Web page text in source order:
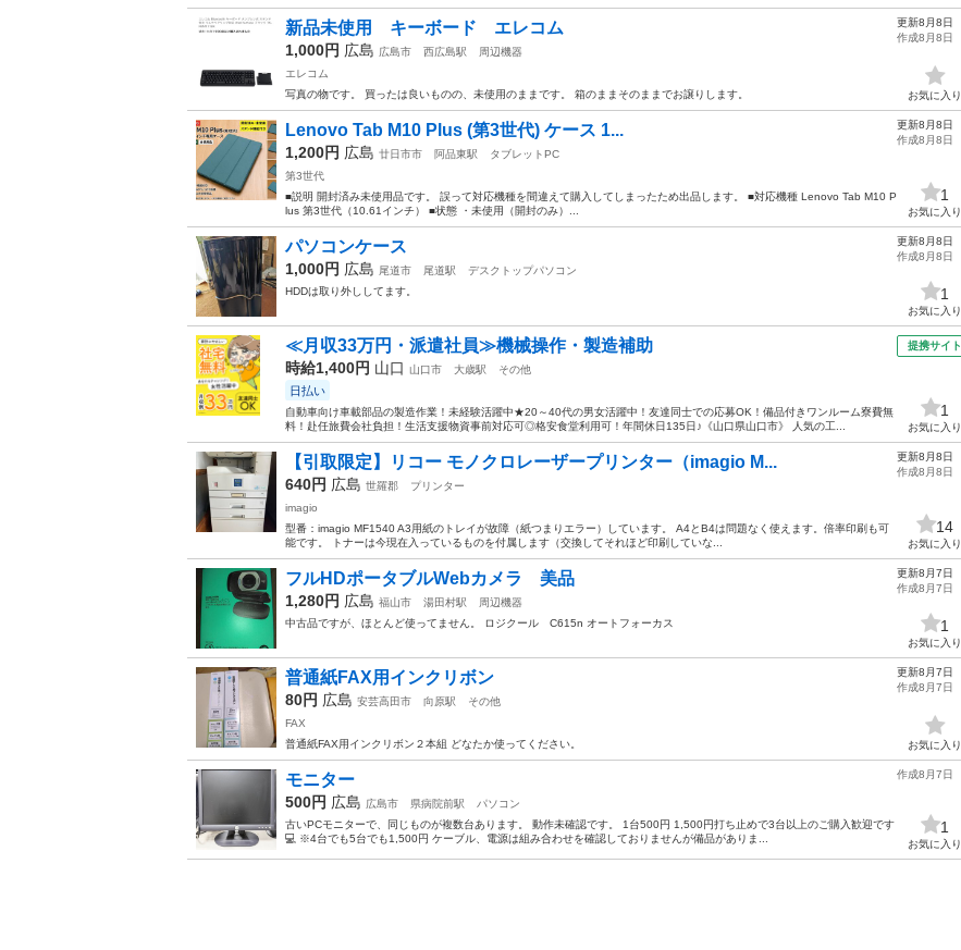
新品未使用 キーボード エレコム
1,000円 広島 広島市 西広島駅
周辺機器
エレコム
写真の物です。 買ったは良いものの、未使用のままです。 箱のままそのままでお譲りします。
更新8月8日
作成8月8日
お気に入り
Lenovo Tab M10 Plus (第3世代) ケース 1...
1,200円 広島 廿日市市 阿品東駅
タブレットPC
第3世代
■説明 開封済み未使用品です。 誤って対応機種を間違えて購入してしまったため出品します。 ■対応機種 Lenovo Tab M10 P
lus 第3世代（10.61インチ） ■状態 ・未使用（開封のみ）...
更新8月8日
作成8月8日
1
お気に入り
パソコンケース
1,000円 広島 尾道市 尾道駅
デスクトップパソコン
HDDは取り外ししてます。
更新8月8日
作成8月8日
1
お気に入り
≪月収33万円・派遣社員≫機械操作・製造補助
時給1,400円 山口 山口市 大歳駅 その他
日払い
自動車向け車載部品の製造作業！未経験活躍中★20～40代の男女活躍中！友達同士での応募OK！備品付きワンルーム寮費無
料！赴任旅費会社負担！生活支援物資事前対応可◎格安食堂利用可！年間休日135日♪《山口県山口市》 人気の工...
提携サイト
1
お気に入り
【引取限定】リコー モノクロレーザープリンター（imagio M...
640円 広島 世羅郡
プリンター
imagio
型番：imagio MF1540 A3用紙のトレイが故障（紙つまりエラー）しています。 A4とB4は問題なく使えます。倍率印刷も可
能です。 トナーは今現在入っているものを付属します（交換してそれほど印刷していな...
更新8月8日
作成8月8日
14
お気に入り
フルHDポータブルWebカメラ 美品
1,280円 広島 福山市 湯田村駅
周辺機器
中古品ですが、ほとんど使ってません。 ロジクール C615n オートフォーカス
更新8月7日
作成8月7日
1
お気に入り
普通紙FAX用インクリボン
80円 広島 安芸高田市 向原駅
その他
FAX
普通紙FAX用インクリボン２本組 どなたか使ってください。
更新8月7日
作成8月7日
お気に入り
モニター
500円 広島 広島市 県病院前駅
パソコン
古いPCモニターで、同じものが複数台あります。 動作未確認です。 1台500円 1,500円打ち止めで3台以上のご購入歓迎です
💻 ※4台でも5台でも1,500円 ケーブル、電源は組み合わせを確認しておりませんが備品がありま...
作成8月7日
1
お気に入り